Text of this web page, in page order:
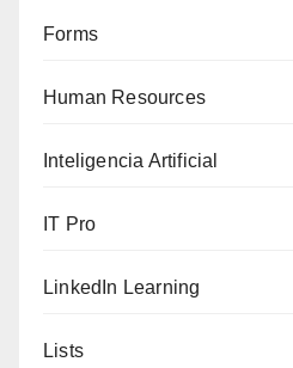
Forms
Human Resources
Inteligencia Artificial
IT Pro
LinkedIn Learning
Lists